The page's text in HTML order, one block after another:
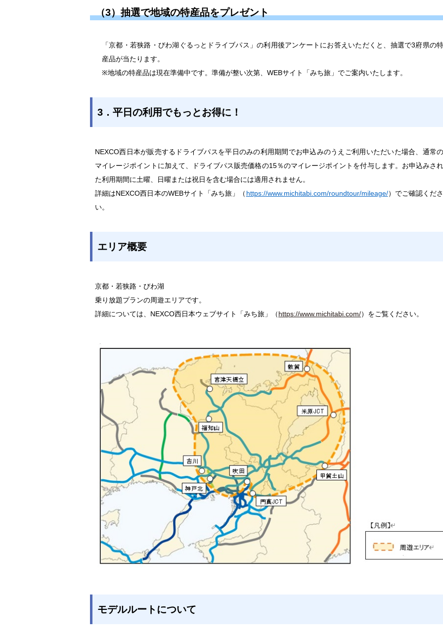
（3）抽選で地域の特産品をプレゼント
「京都・若狭路・びわ湖ぐるっとドライブパス」の利用後アンケートにお答えいただくと、抽選で3府県の
産品が当たります。
※地域の特産品は現在準備中です。準備が整い次第、WEBサイト「みち旅」でご案内いたします。
3．平日の利用でもっとお得に！
NEXCO西日本が販売するドライブパスを平日のみの利用期間でお申込みのうえご利用いただいた場合、通常
マイレージポイントに加えて、ドライブパス販売価格の15％のマイレージポイントを付与します。お申込みさ
た利用期間に土曜、日曜または祝日を含む場合には適用されません。
詳細はNEXCO西日本のWEBサイト「みち旅」（ https://www.michitabi.com/roundtour/mileage/）でご確認くだ
い。
エリア概要
京都・若狭路・びわ湖
乗り放題プランの周遊エリアです。
詳細については、NEXCO西日本ウェブサイト「みち旅」（https://www.michitabi.com/）をご覧ください。
モデルルートについて